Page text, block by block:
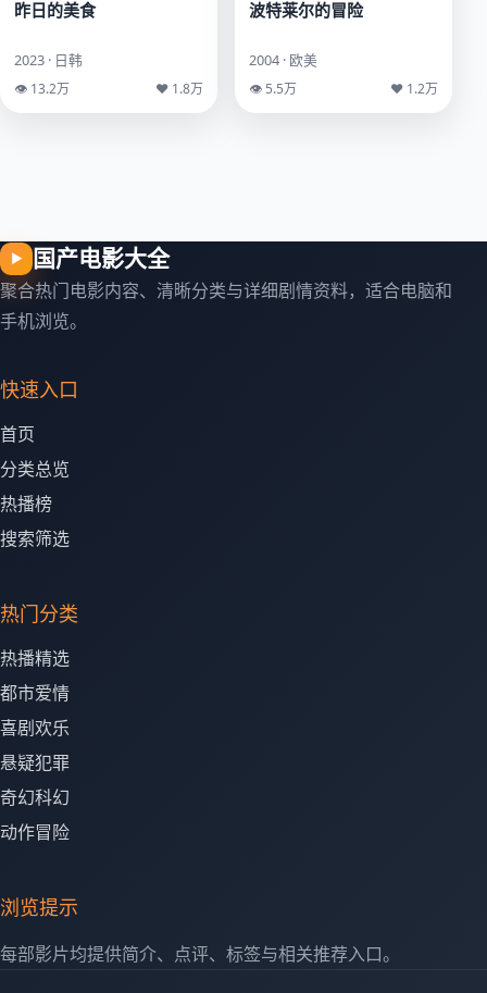
昨日的美食
2023 · 日韩
👁 13.2万 ♥ 1.8万
波特莱尔的冒险
2004 · 欧美
👁 5.5万 ♥ 1.2万
▶ 国产电影大全
聚合热门电影内容、清晰分类与详细剧情资料，适合电脑和
手机浏览。
快速入口
首页
分类总览
热播榜
搜索筛选
热门分类
热播精选
都市爱情
喜剧欢乐
悬疑犯罪
奇幻科幻
动作冒险
浏览提示
每部影片均提供简介、点评、标签与相关推荐入口。